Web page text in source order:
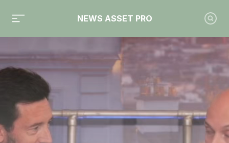
NEWS ASSET PRO
Toute l'actualité sur le tag "Violaine de Serrant"